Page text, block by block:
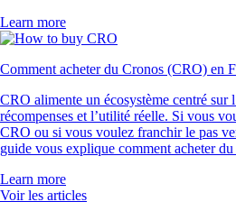
Learn more
Comment acheter du Cronos (CRO) en
CRO alimente un écosystème centré sur
récompenses et l’utilité réelle. Si vous
CRO ou si vous voulez franchir le pas
guide vous explique comment acheter
Learn more
Voir les articles